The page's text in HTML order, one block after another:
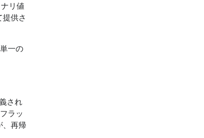
リ値
提供さ
一の
され
ラッ
、再帰